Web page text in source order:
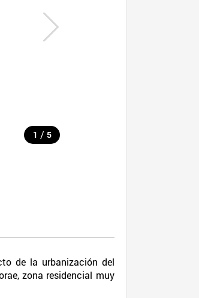
1 / 5
de la urbanización del
zona residencial muy